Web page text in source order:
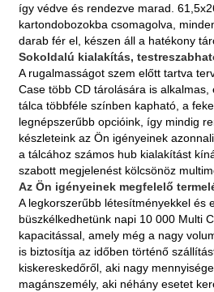
így védve és rendezve marad.
kartondobozokba csomagolva,
darab fér el, készen áll a hatékony
Sokoldalú kialakítás,
A rugalmasságot szem előtt tartva
Case több CD tárolására is alkalmas,
tálca többféle színben kapható, a
legnépszerűbb opcióink, így mindig
készleteink az Ön igényeinek
a tálcához számos hub kialakítást
szabott megjelenést kölcsönöz
Az Ön igényeinek megfelelő
A legkorszerűbb létesítményekkel és
büszkélkedhetünk napi 10 000 Multi
kapacitással, amely még a nagy
is biztosítja az időben történő
kiskereskedőről, aki nagy
magánszemély, aki néhány esetet